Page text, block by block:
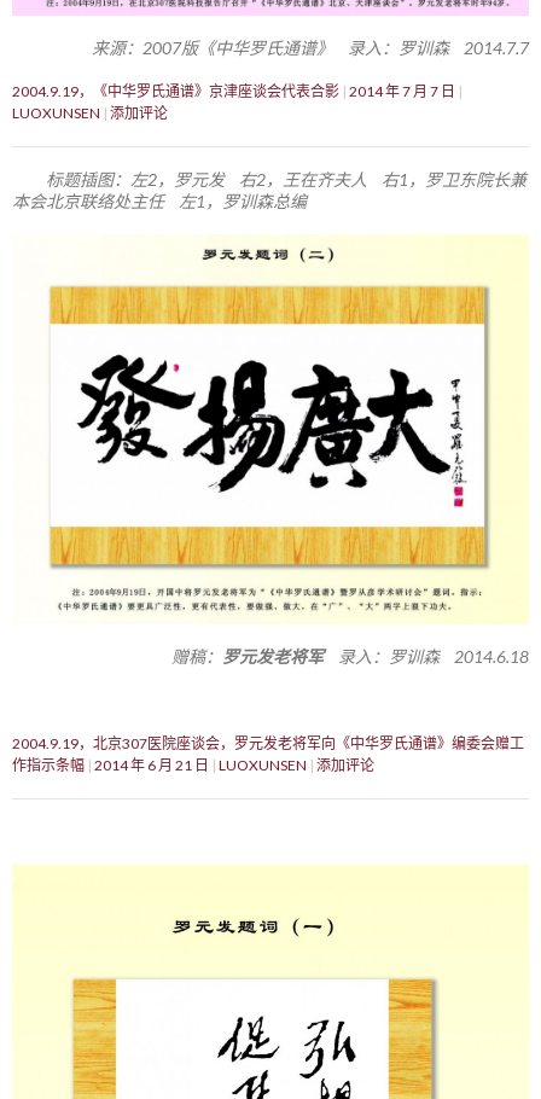
来源：2007版《中华罗氏通谱》 录入：罗训森 2014.7.7
2004.9.19，《中华罗氏通谱》京津座谈会代表合影 2014 年 7 月 7 日
LUOXUNSEN 添加评论
标题插图：左2，罗元发 右2，王在齐夫人 右1，罗卫东院长兼
本会北京联络处主任 左1，罗训森总编
赠稿： 罗元发老将军录入：罗训森 2014.6.18
2004.9.19，北京307医院座谈会，罗元发老将军向《中华罗氏通谱》编委会赠工
作指示条幅 2014 年 6 月 21 日 LUOXUNSEN 添加评论